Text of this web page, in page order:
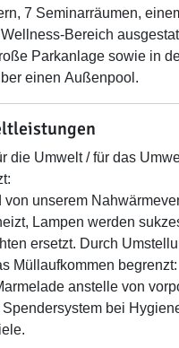
7 Seminarräumen,
Bereich
Parkanlage sowie in
einen Außenpool.
die Umwelt / für das
von unserem
Lampen werden
ersetzt. Durch
Müllaufkommen begrenzt:
anstelle von
bei